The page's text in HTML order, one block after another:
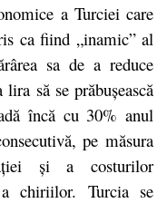
a Turciei care
ca fiind „inamic” al
sa de a reduce
să se prăbușească
încă cu 30% anul
pe măsura
și a costurilor
chiriilor. Turcia se